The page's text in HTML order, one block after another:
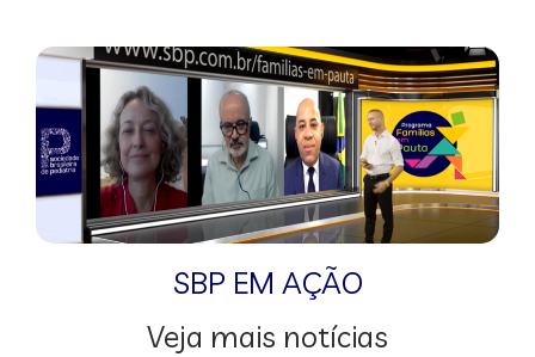
SBP EM AÇÃO
Veja mais notícias